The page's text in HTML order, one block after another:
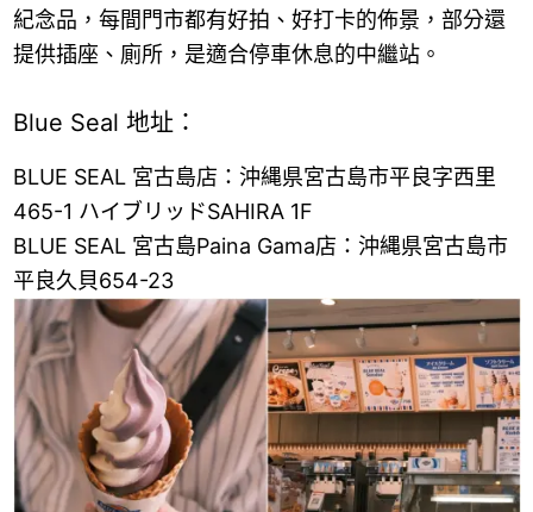
紀念品，每間門市都有好拍、好打卡的佈景，部分還
提供插座、廁所，是適合停車休息的中繼站。
Blue Seal 地址：
BLUE SEAL 宮古島店：沖縄県宮古島市平良字西里
465-1 ハイブリッドSAHIRA 1F
BLUE SEAL 宮古島Paina Gama店：沖縄県宮古島市
平良久貝654-23